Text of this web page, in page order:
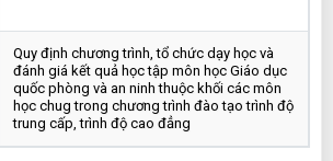
Quy định chương trình, tổ chức dạy học và
đánh giá kết quả học tập môn học Giáo dục
quốc phòng và an ninh thuộc khối các môn
học chug trong chương trình đào tạo trình độ
trung cấp, trình độ cao đẳng